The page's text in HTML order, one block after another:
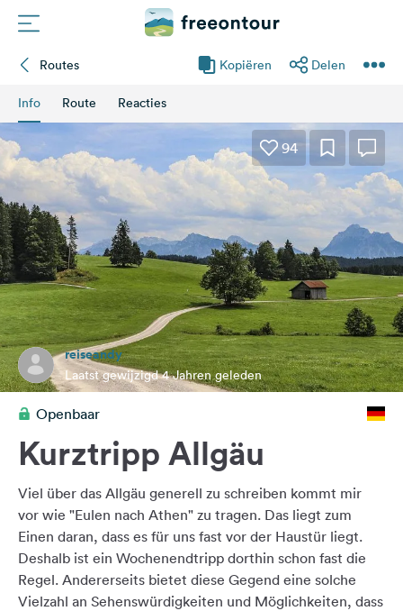
Magazine
Partners
Registreren
Inloggen
Nieuwsbrief
Feedback
Taal:
Nederlands
ons
op
social
media
Routes Kopiëren Delen
Info Route Reacties
94
reiseandy
Laatst gewijzigd 4 Jahren geleden
Openbaar
Kurztripp Allgäu
Viel über das Allgäu generell zu schreiben kommt mir
vor wie "Eulen nach Athen" zu tragen. Das liegt zum
Einen daran, dass es für uns fast vor der Haustür liegt.
Deshalb ist ein Wochenendtripp dorthin schon fast die
Regel. Andererseits bietet diese Gegend eine solche
Vielzahl an Sehenswürdigkeiten und Möglichkeiten, dass